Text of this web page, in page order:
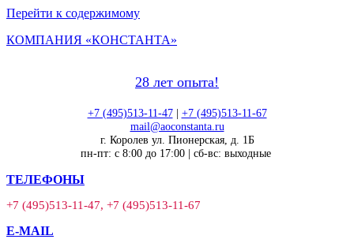
Перейти к содержимому
КОМПАНИЯ «КОНСТАНТА»
28 лет опыта!
+7 (495)513-11-47| +7 (495)513-11-67
mail@aoconstanta.ru
г. Королев ул. Пионерская, д. 1Б
пн-пт: с 8:00 до 17:00 | сб-вс: выходные
ТЕЛЕФОНЫ
+7 (495)513-11-47, +7 (495)513-11-67
E-MAIL